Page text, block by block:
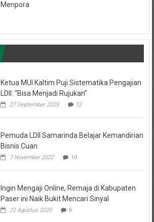
Menpora
Ketua MUI Kaltim Puji Sistematika Pengajian
LDII: “Bisa Menjadi Rujukan”
27 September 2025 12
Pemuda LDII Samarinda Belajar Kemandirian
Bisnis Cuan
7 November 2022 10
Ingin Mengaji Online, Remaja di Kabupaten
Paser ini Naik Bukit Mencari Sinyal
22 Agustus 2020 6